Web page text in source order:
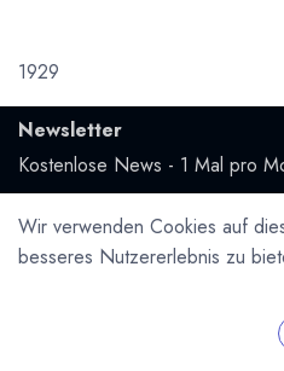
1929
Newsletter
Kostenlose News - 1 Mal pro
Geschützt durch reCAPTCHA,
Wir verwenden Cookies auf
besseres Nutzererlebnis zu